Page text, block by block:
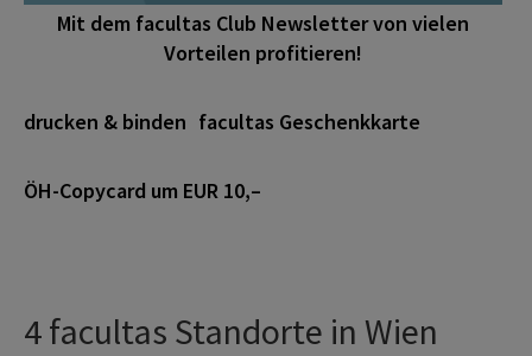
Mit dem facultas Club Newsletter von vielen
Vorteilen profitieren!
drucken & binden facultas Geschenkkarte
ÖH-Copycard um EUR 10,–
4 facultas Standorte in Wien